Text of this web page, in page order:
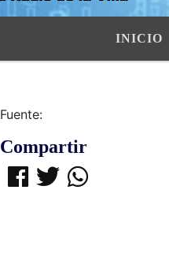
INICIO
Fuente:
Compartir